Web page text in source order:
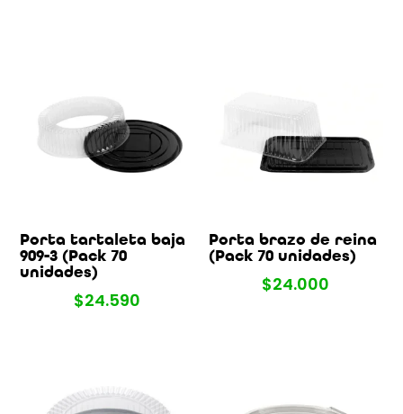
Porta tartaleta baja
909-3 (Pack 70
unidades)
$24.590
Porta brazo de reina
(Pack 70 unidades)
$24.000